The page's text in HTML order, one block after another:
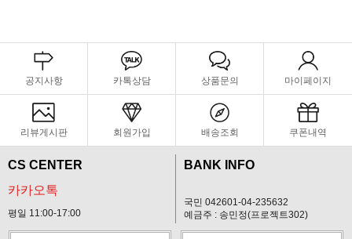
공지사항 카톡상담 상품문의 마이페이지
리뷰게시판 회원가입 배송조회 쿠폰내역
CS CENTER
카카오톡
평일 11:00-17:00
BANK INFO
국민 042601-04-235632
예금주 : 송민정(프로젝트302)